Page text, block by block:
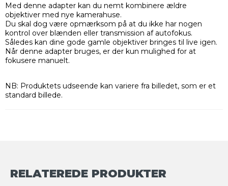
Med denne adapter kan du nemt kombinere ældre
objektiver med nye kamerahuse.
Du skal dog være opmærksom på at du ikke har nogen
kontrol over blænden eller transmission af autofokus.
Således kan dine gode gamle objektiver bringes til live igen.
Når denne adapter bruges, er der kun mulighed for at
fokusere manuelt.
NB: Produktets udseende kan variere fra billedet, som er et
standard billede.
RELATEREDE PRODUKTER